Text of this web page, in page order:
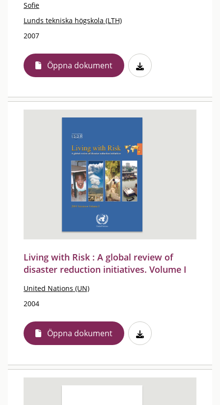
Sofie
Lunds tekniska högskola (LTH)
2007
Öppna dokument
Living with Risk : A global review of
disaster reduction initiatives. Volume I
United Nations (UN)
2004
Öppna dokument